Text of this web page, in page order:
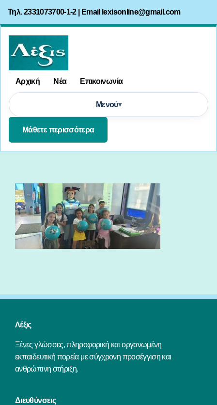
Τηλ. 2331073700-1-2 | Email lexisonline@gmail.com
Αρχική Νέα Επικοινωνία
Μενού
Μάθετε περισσότερα
Λέξις
Ξένες γλώσσες, πληροφορική και οργανωμένη
εκπαιδευτική πορεία με σύγχρονη προσέγγιση και
ανθρώπινη στήριξη.
Διευθύνσεις